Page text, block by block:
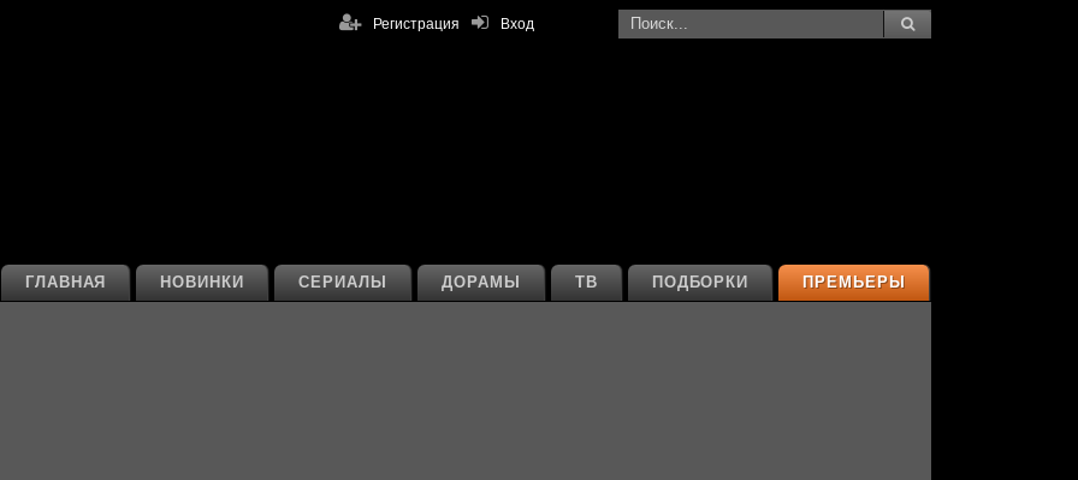
Вход
Регистрация
ПРЕМЬЕРЫ
ПОДБОРКИ
ТВ
ДОРАМЫ
СЕРИАЛЫ
НОВИНКИ
ГЛАВНАЯ